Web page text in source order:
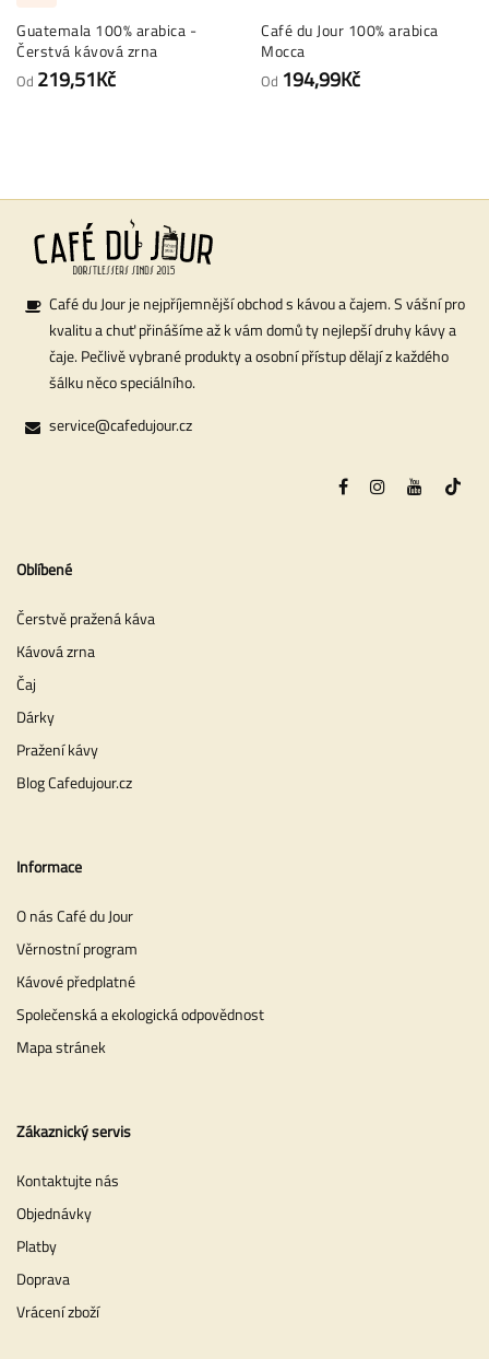
Guatemala 100% arabica -
Čerstvá kávová zrna
Od 219,51Kč
Café du Jour 100% arabica
Mocca
Od 194,99Kč
Café du Jour je nejpříjemnější obchod s kávou a čajem. S vášní pro
kvalitu a chuť přinášíme až k vám domů ty nejlepší druhy kávy a
čaje. Pečlivě vybrané produkty a osobní přístup dělají z každého
šálku něco speciálního.
service@cafedujour.cz
Oblíbené
Čerstvě pražená káva
Kávová zrna
Čaj
Dárky
Pražení kávy
Blog Cafedujour.cz
Informace
O nás Café du Jour
Věrnostní program
Kávové předplatné
Společenská a ekologická odpovědnost
Mapa stránek
Zákaznický servis
Kontaktujte nás
Objednávky
Platby
Doprava
Vrácení zboží